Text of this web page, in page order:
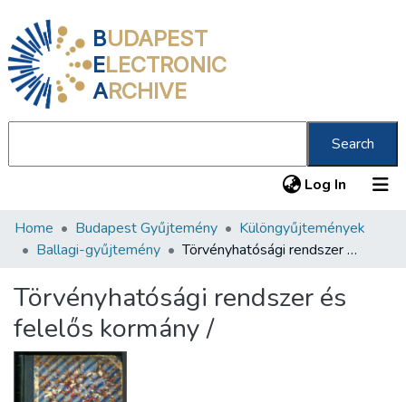
BUDAPEST
ELECTRONIC
ARCHIVE
Search
Log In (current)
Communities & Collections
Statistics
About us
Home Budapest Gyűjtemény
Különgyűjtemények
Ballagi-gyűjtemény
Törvényhatósági rendszer és felelős kormány /
Törvényhatósági rendszer és
felelős kormány /